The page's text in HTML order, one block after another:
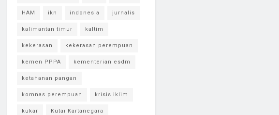
HAM ikn indonesia jurnalis
kalimantan timur kaltim
kekerasan kekerasan perempuan
kemen PPPA kementerian esdm
ketahanan pangan
komnas perempuan krisis iklim
kukar Kutai Kartanegara